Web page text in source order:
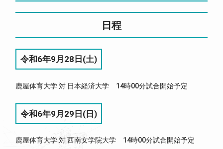
日程
令和6年9月28日(土)
鹿屋体育大学 対 日本経済大学 14時00分試合開始予定
令和6年9月29日(日)
鹿屋体育大学 対 西南女学院大学 14時00分試合開始予定